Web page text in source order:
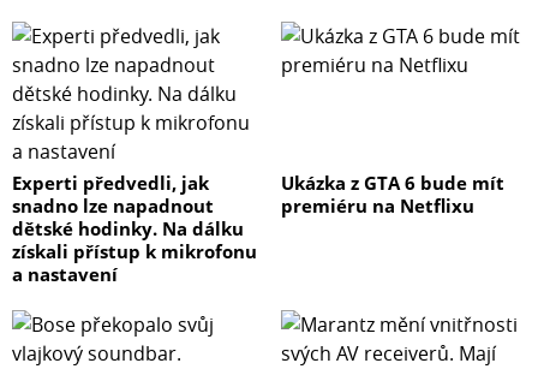
Experti předvedli, jak
snadno lze napadnout
dětské hodinky. Na dálku
získali přístup k mikrofonu
a nastavení
Ukázka z GTA 6 bude mít
premiéru na Netflixu